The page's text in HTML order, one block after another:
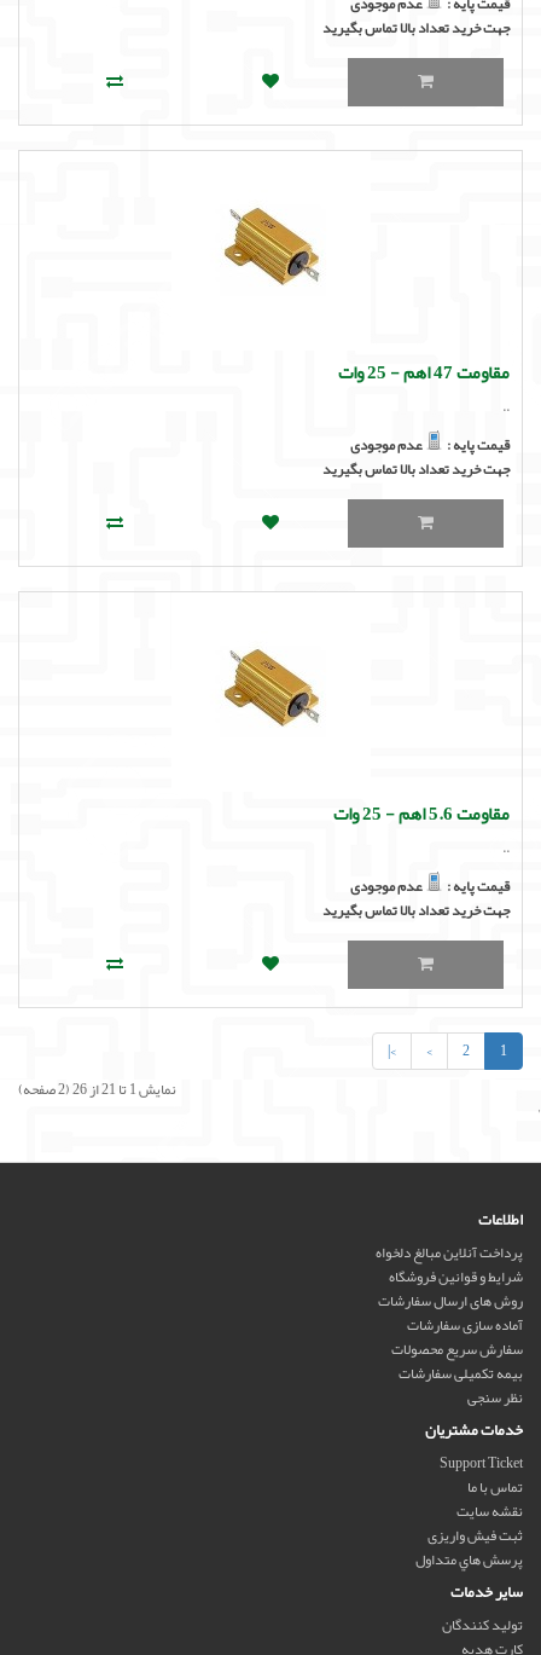
جهت خرید تعداد بالا تماس بگیرید
مقاومت 47 اهم - 25 وات
..
قیمت پایه :
عدم موجودی
جهت خرید تعداد بالا تماس بگیرید
مقاومت 5.6 اهم - 25 وات
..
قیمت پایه :
عدم موجودی
جهت خرید تعداد بالا تماس بگیرید
1
2
>
>|
نمایش 1 تا 21 از 26 (2 صفحه)
'
اطلاعات
پرداخت آنلاین مبالغ دلخواه
شرایط و قوانین فروشگاه
روش های ارسال سفارشات
آماده سازی سفارشات
سفارش سریع محصولات
بیمه تکمیلی سفارشات
نظر سنجی
خدمات مشتریان
Support Ticket
تماس با ما
نقشه سایت
ثبت فیش واریزی
پرسش هاي متداول
سایر خدمات
تولید کنندگان
کارت هدیه